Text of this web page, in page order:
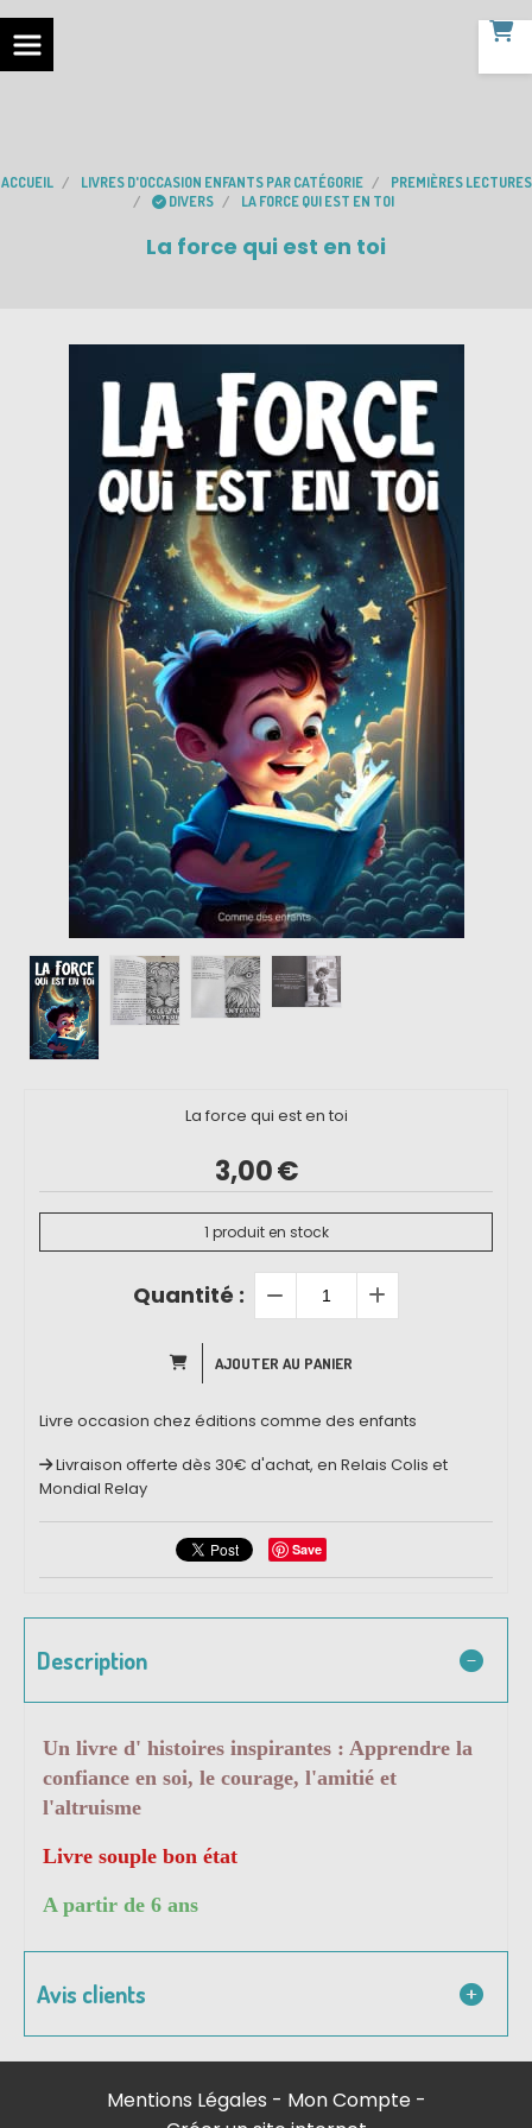
ACCUEIL LIVRES D'OCCASION ENFANTS PAR CATÉGORIE
PREMIÈRES LECTURES
DIVERS
LA FORCE QUI EST EN TOI
La force qui est en toi
La force qui est en toi
3,00€
1 produit en stock
Quantité :
AJOUTER AU PANIER
Livre occasion chez éditions comme des enfants
Livraison offerte dès 30€ d'achat, en Relais Colis et
Mondial Relay
Save
Description
Un livre d' histoires inspirantes : Apprendre la
confiance en soi, le courage, l'amitié et
l'altruisme
Livre souple bon état
A partir de 6 ans
Avis clients
Mentions Légales
Mon Compte